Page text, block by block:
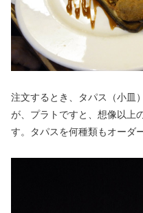
注文するとき、タパス（小皿
が、プラトですと、想像以上
す。タパスを何種類もオーダ